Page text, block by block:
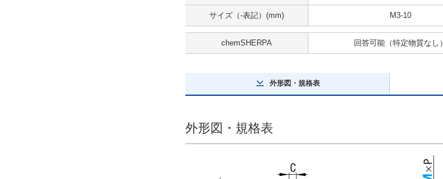
サイズ（-表記）(mm) M3-10
chemSHERPA 回答可能（特定物質なし）
外形図・規格表
外形図・規格表